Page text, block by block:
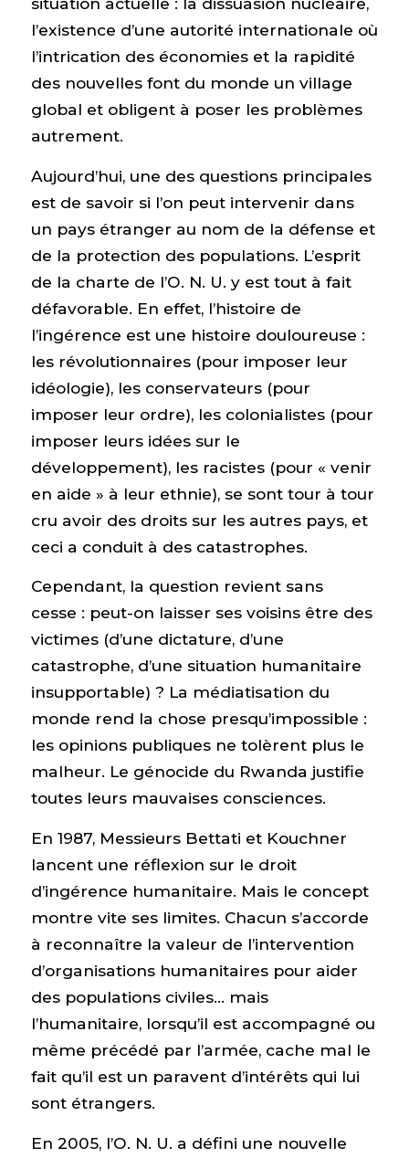
l’existence d’une autorité internationale où
l’intrication des économies et la rapidité
des nouvelles font du monde un village
global et obligent à poser les problèmes
autrement.
Aujourd’hui, une des questions principales
est de savoir si l’on peut intervenir dans
un pays étranger au nom de la défense et
de la protection des populations. L’esprit
de la charte de l’O. N. U. y est tout à fait
défavorable. En effet, l’histoire de
l’ingérence est une histoire douloureuse :
les révolutionnaires (pour imposer leur
idéologie), les conservateurs (pour
imposer leur ordre), les colonialistes (pour
imposer leurs idées sur le
développement), les racistes (pour « venir
en aide » à leur ethnie), se sont tour à tour
cru avoir des droits sur les autres pays, et
ceci a conduit à des catastrophes.
Cependant, la question revient sans
cesse : peut-on laisser ses voisins être des
victimes (d’une dictature, d’une
catastrophe, d’une situation humanitaire
insupportable) ? La médiatisation du
monde rend la chose presqu’impossible :
les opinions publiques ne tolèrent plus le
malheur. Le génocide du Rwanda justifie
toutes leurs mauvaises consciences.
En 1987, Messieurs Bettati et Kouchner
lancent une réflexion sur le droit
d’ingérence humanitaire. Mais le concept
montre vite ses limites. Chacun s’accorde
à reconnaître la valeur de l’intervention
d’organisations humanitaires pour aider
des populations civiles… mais
l’humanitaire, lorsqu’il est accompagné ou
même précédé par l’armée, cache mal le
fait qu’il est un paravent d’intérêts qui lui
sont étrangers.
En 2005, l’O. N. U. a défini une nouvelle